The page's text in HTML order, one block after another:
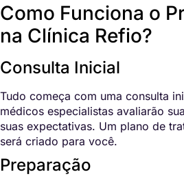
Como Funciona o
na Clínica Refio?
Consulta Inicial
Tudo começa com uma consulta
médicos especialistas avaliarão
suas expectativas. Um plano de
será criado para você.
Preparação